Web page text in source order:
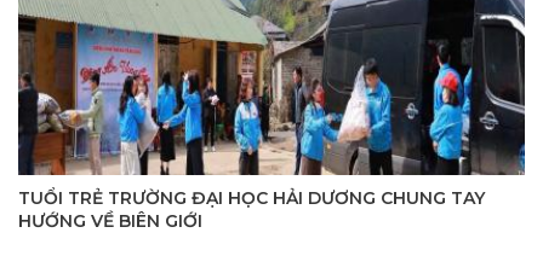
TUỔI TRẺ TRƯỜNG ĐẠI HỌC HẢI DƯƠNG CHUNG TAY
HƯỚNG VỀ BIÊN GIỚI